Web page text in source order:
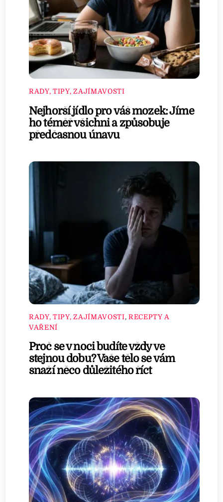
RADY, TIPY, ZAJÍMAVOSTI
Nejhorší jídlo pro váš mozek: Jíme
ho téměř všichni a způsobuje
předčasnou únavu
RADY, TIPY, ZAJÍMAVOSTI, RECEPTY A
VAŘENÍ
Proč se v noci budíte vždy ve
stejnou dobu? Vaše tělo se vám
snaží něco důležitého říct